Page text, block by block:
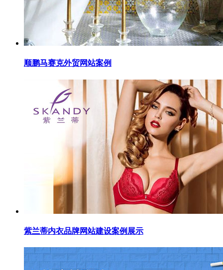
顺鹏马赛克外贸网站案例
紫兰蒂内衣品牌网站建设案例展示